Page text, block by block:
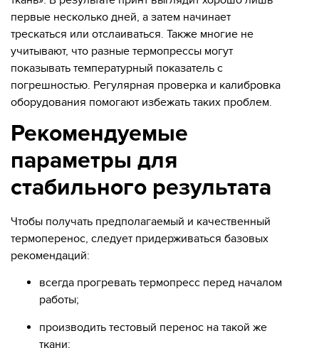
первые несколько дней, а затем начинает
трескаться или отслаиваться. Также многие не
учитывают, что разные термопрессы могут
показывать температурный показатель с
погрешностью. Регулярная проверка и калибровка
оборудования помогают избежать таких проблем.
Рекомендуемые
параметры для
стабильного результата
Чтобы получать предполагаемый и качественный
термоперенос, следует придерживаться базовых
рекомендаций:
всегда прогревать термопресс перед началом
работы;
производить тестовый перенос на такой же
ткани;